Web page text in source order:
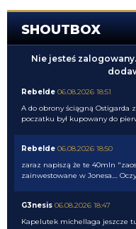
SHOUTBOX
Nie jesteś
Rebelde 06.08.2026 18:51
A do obrony ściągną Ostigarda
poczatku był kupowany do
Rebelde 06.08.2026 18:50
zaraz napiszą że te 40mln
zainwestowane w Jonesa....
G3nesis 06.08.2026 18:47
Kapelutek michellaga jeszcze